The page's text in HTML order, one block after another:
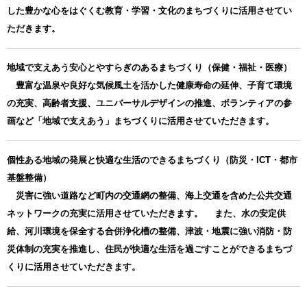
した豊かな心をはぐくむ教育・学習・文化のまちづくりに活用させてい
ただきます。
地域で支えあう安心とやすらぎのあるまちづくり（保健・福祉・医療）
豊富な温泉や良好な気候風土を活かした健康寿命の延伸、子育て環境
の充実、高齢者支援、ユニバーサルデザインの推進、ボランティアの参
画など「地域で支えあう」まちづくりに活用させていただきます。
個性ある地域の発展と快適な生活のできるまちづくり（防災・ICT・都市
基盤整備）
災害に強い道路など町内の交通網の整備、海上交通を含めた公共交通
ネットワークの充実に活用させていただきます。 また、水の安定供
給、河川環境を保全する合併浄化槽の整備、津波・地震に強い消防・防
災体制の充実を推進し、住民が快適な生活を過ごすことができるまちづ
くりに活用させていただきます。